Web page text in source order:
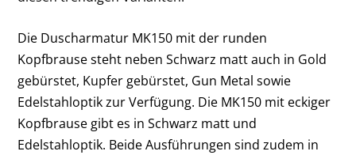
Die Duscharmatur MK150 mit der runden
Kopfbrause steht neben Schwarz matt auch in Gold
gebürstet, Kupfer gebürstet, Gun Metal sowie
Edelstahloptik zur Verfügung. Die MK150 mit eckiger
Kopfbrause gibt es in Schwarz matt und
Edelstahloptik. Beide Ausführungen sind zudem in